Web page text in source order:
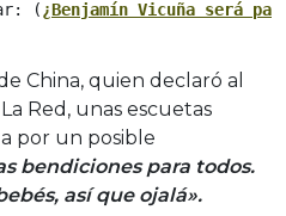
( ¿Benjamín Vicuña será
China, quien declaró al
Red, unas escuetas
por un posible
bendiciones para todos.
así que ojalá».